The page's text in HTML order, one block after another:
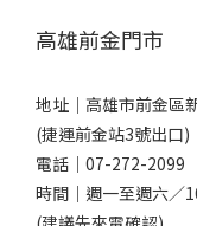
高雄前金門市
地址｜ 高雄市前金區
(捷運前金站3號出口)
電話｜ 07-272-2099
時間｜週一至週六／